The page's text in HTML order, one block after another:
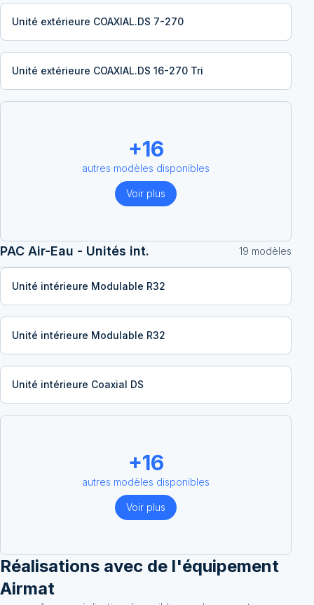
Unité extérieure COAXIAL.DS 7-270
Unité extérieure COAXIAL.DS 16-270 Tri
+16
autres modèles disponibles
Voir plus
PAC Air-Eau - Unités int. 19 modèles
Unité intérieure Modulable R32
Unité intérieure Modulable R32
Unité intérieure Coaxial DS
+16
autres modèles disponibles
Voir plus
Réalisations avec de l'équipement
Airmat